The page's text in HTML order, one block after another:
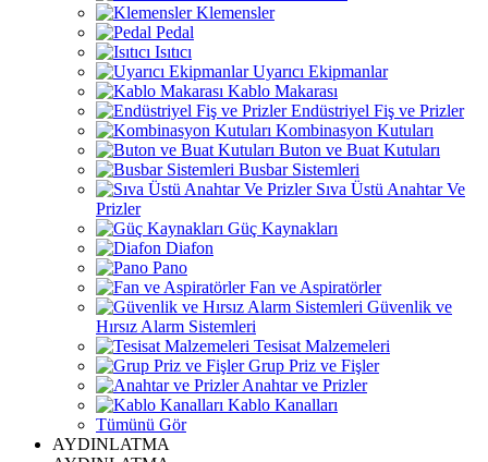
Klemensler
Pedal
Isıtıcı
Uyarıcı Ekipmanlar
Kablo Makarası
Endüstriyel Fiş ve Prizler
Kombinasyon Kutuları
Buton ve Buat Kutuları
Busbar Sistemleri
Sıva Üstü Anahtar Ve
Prizler
Güç Kaynakları
Diafon
Pano
Fan ve Aspiratörler
Güvenlik ve
Hırsız Alarm Sistemleri
Tesisat Malzemeleri
Grup Priz ve Fişler
Anahtar ve Prizler
Kablo Kanalları
Tümünü Gör
AYDINLATMA